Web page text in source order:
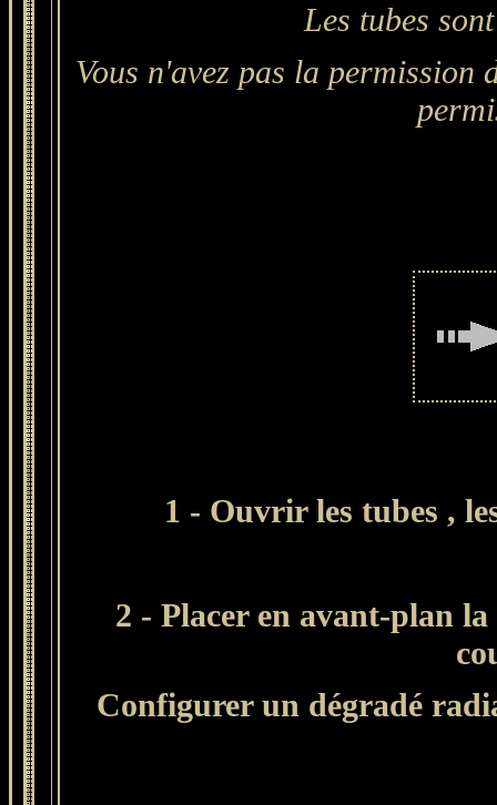
Les tubes
Vous n'avez pas la permission
1 - Ouvrir les tubes ,
2 - Placer en avant-plan
Configurer un dégradé